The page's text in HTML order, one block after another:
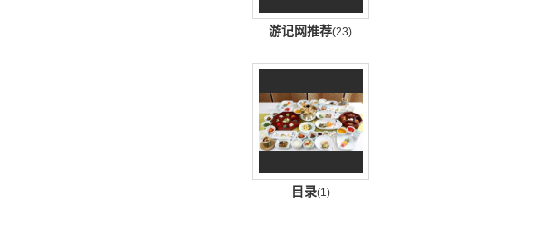
游记网推荐(23)
目录(1)